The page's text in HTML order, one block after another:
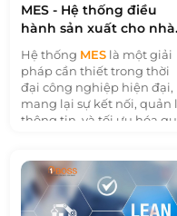
MES - Hệ thống điều
hành sản xuất cho nhà
máy
Hệ thống MES là một giải
pháp cần thiết trong thời
đại công nghiệp hiện đại,
mang lại sự kết nối, quản
thông tin, và tối ưu hóa
lượng sản phẩm, tăng
cường năng suất, và thích
nghi với môi trường kinh